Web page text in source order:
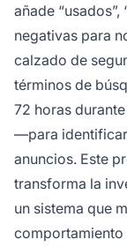
añade
negativas para
calzado de
términos de
72 horas
—para identificar
anuncios. Este
transforma la
un sistema que
comportamiento